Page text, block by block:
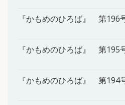
『かもめのひろば』 第196
『かもめのひろば』 第195
『かもめのひろば』 第194